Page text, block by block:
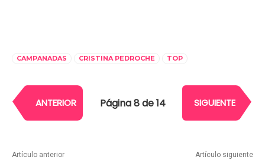
CAMPANADAS CRISTINA PEDROCHE TOP
ANTERIOR Página 8 de 14 SIGUIENTE
Artículo anterior Artículo siguiente